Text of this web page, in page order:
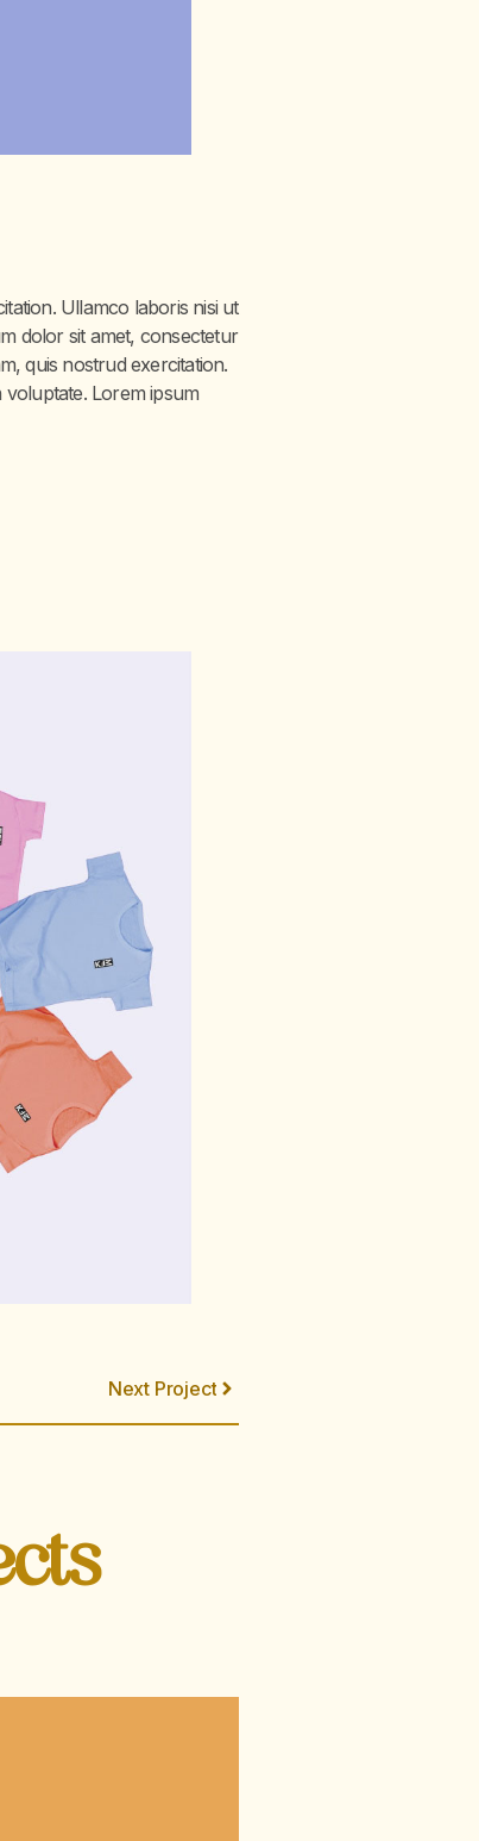
Ullamco laboris nisi ut
dolor sit amet, consectetur
quis nostrud exercitation.
Lorem ipsum
Next Project